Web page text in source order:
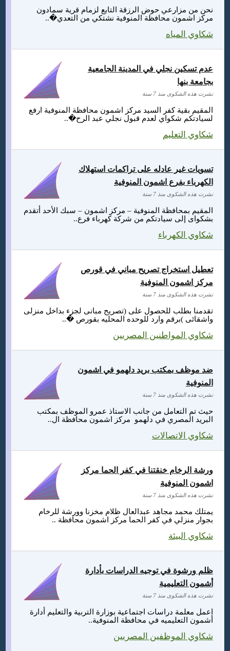
نحن من مزارعي حوض الرزقة التابع لزمام قرية سمادون
مركز اشمون محافظة المنوفية نشتكي من التعدي�..
شكاوي المياه
المقيم بقية كفر السيد مركز اشمون محافظة المنوفية ارفع
لسيادتكم شكواي لعدم قبول نجلي عبد الرح�..
شكاوي التعليم
عدم تسكين نجلي في المدينة الجامعية
بجامعة بنها
نشرت هذه الشكوى منذ 7 سنة
المقيم بمحافظة المنوفية – مركز اشمون – سبك الأحد أتقدم
بشكواى إلى سيادتكم من شركة كهرباء فرع..
شكاوي الكهرباء
تسويات غير عادله على تراكمات استهلاك
الكهرباء بفرع اشمون المنوفية
نشرت هذه الشكوى منذ 7 سنة
تقدمنا بطلب للحصول على (تصريح مبانى لجزء بداخل منزلى
واشقائى )برقم وارد للوحده المحليه بقورص �..
شكاوي المواطنين المصريين
تعطيل استخراج تصريح مباني في قورص
مركز اشمون المنوفية
نشرت هذه الشكوى منذ 7 سنة
حيث تم التعامل من جانب الاستاذ عمرو الموظف بمكتب
البريد المصري في دلهمو مركز اشمون محافظة ال..
شكاوي الاتصالات
ضد موظف بمكتب بريد دلهمو في اشمون
المنوفية
نشرت هذه الشكوى منذ 7 سنة
يمتلك محمد مجاهد عبدالعال ظلام مخزنا وورشة للرخام
بجوار منزلي في كفر الحما مركز اشمون محافظة ..
شكاوي البيئة
ورشة الرخام خنقتنا في كفر الحما مركز
اشمون المنوفية
نشرت هذه الشكوى منذ 7 سنة
اعمل معلمة دراسات اجتماعية بوزارة التربية والتعليم أدارة
أشمون التعليميه في محافظة المنوفية..
شكاوي الموظفين المصريين
ظلم ورشوة في توجيه الدراسات بأدارة
أشمون التعليمية
نشرت هذه الشكوى منذ 7 سنة